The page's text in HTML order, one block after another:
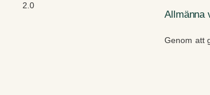
2.0
Allmänna
Genom att